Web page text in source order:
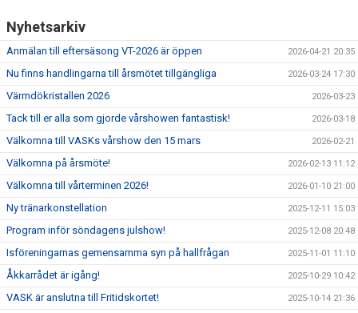
Nyhetsarkiv
Anmälan till eftersäsong VT-2026 är öppen 2026-04-21 20:35
Nu finns handlingarna till årsmötet tillgängliga 2026-03-24 17:30
Värmdökristallen 2026 2026-03-23
Tack till er alla som gjorde vårshowen fantastisk! 2026-03-18
Välkomna till VASKs vårshow den 15 mars 2026-02-21
Välkomna på årsmöte! 2026-02-13 11:12
Välkomna till vårterminen 2026! 2026-01-10 21:00
Ny tränarkonstellation 2025-12-11 15:03
Program inför söndagens julshow! 2025-12-08 20:48
Isföreningarnas gemensamma syn på hallfrågan 2025-11-01 11:10
Åkkarrådet är igång! 2025-10-29 10:42
VASK är anslutna till Fritidskortet! 2025-10-14 21:36